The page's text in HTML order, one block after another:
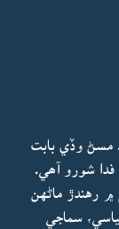
مسڻ وڏي بابت
شورو آھي.
رهندڙ ماڻهن
سماجي